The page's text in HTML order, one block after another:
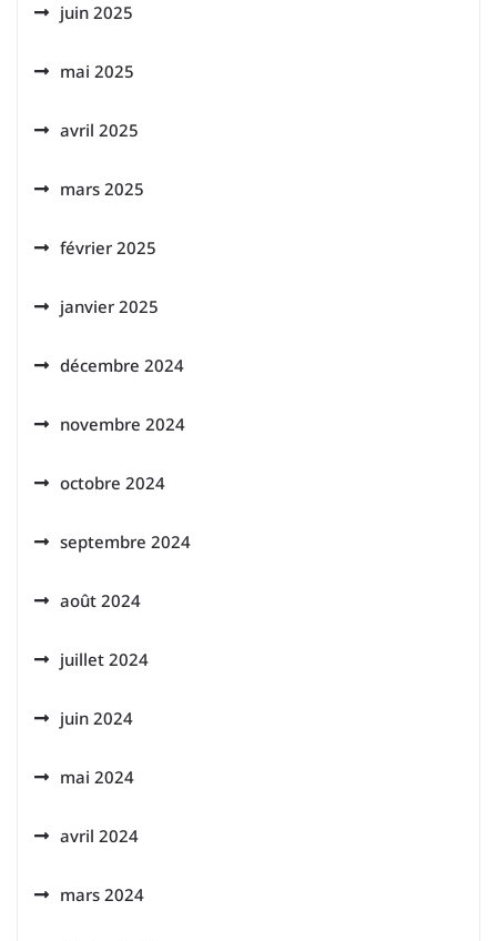
juin 2025
mai 2025
avril 2025
mars 2025
février 2025
janvier 2025
décembre 2024
novembre 2024
octobre 2024
septembre 2024
août 2024
juillet 2024
juin 2024
mai 2024
avril 2024
mars 2024